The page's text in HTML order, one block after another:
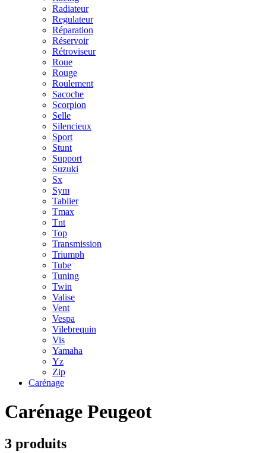
Radiateur
Regulateur
Réparation
Réservoir
Rétroviseur
Roue
Rouge
Roulement
Sacoche
Scorpion
Selle
Silencieux
Sport
Stunt
Support
Suzuki
Sx
Sym
Tablier
Tmax
Tnt
Top
Transmission
Triumph
Tube
Tuning
Twin
Valise
Vent
Vespa
Vilebrequin
Vis
Yamaha
Yz
Zip
Carénage
Carénage Peugeot
3 produits